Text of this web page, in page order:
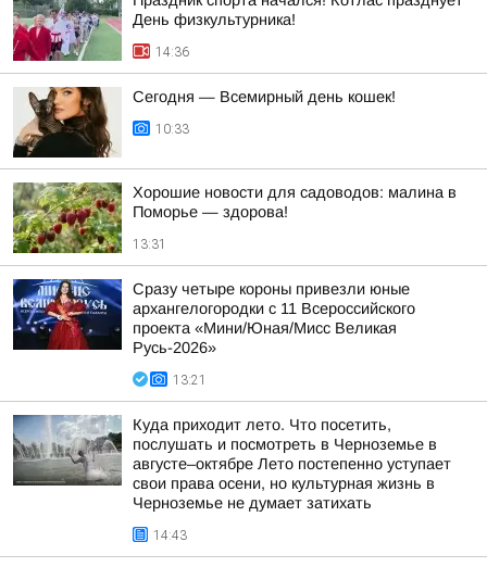
День физкультурника!
14:36
Сегодня — Всемирный день кошек!
10:33
Хорошие новости для садоводов: малина в
Поморье — здорова!
13:31
Сразу четыре короны привезли юные
архангелогородки с 11 Всероссийского
проекта «Мини/Юная/Мисс Великая
Русь-2026»
13:21
Куда приходит лето. Что посетить,
послушать и посмотреть в Черноземье в
августе–октябре Лето постепенно уступает
свои права осени, но культурная жизнь в
Черноземье не думает затихать
14:43